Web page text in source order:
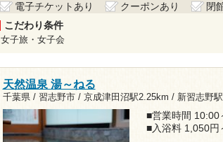
電子チケットあり クーポンあり
閉
こだわり条件
女子旅・女子会
天然温泉 湯～ねる
千葉県 / 習志野市 / 京成津田沼駅2.25km / 新習志野
■営業時間 10:00
■入浴料 1,050円